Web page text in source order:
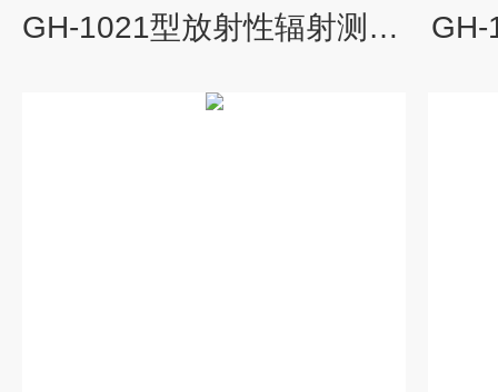
GH-1021型放射性辐射测量仪器 GH-